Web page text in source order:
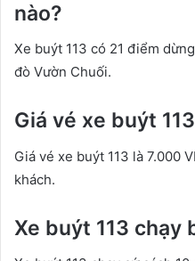
nào?
Xe buýt 113 có 21 điểm
đò Vườn Chuối.
Giá vé xe buýt
Giá vé xe buýt 113 là 7.000
khách.
Xe buýt 113 chạy